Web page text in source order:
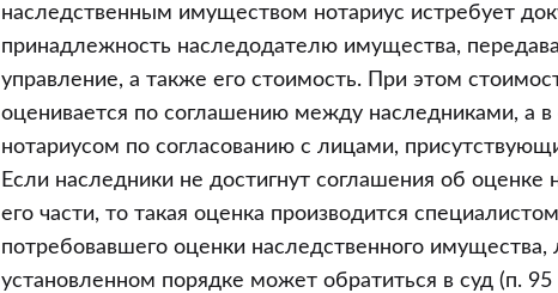
наследственным имуществом нотариус истребует
принадлежность наследодателю имущества,
управление, а также его стоимость. При этом
оценивается по соглашению между наследниками, а в
нотариусом по согласованию с лицами,
Если наследники не достигнут соглашения об
его части, то такая оценка производится
потребовавшего оценки наследственного
установленном порядке может обратиться в суд (п.